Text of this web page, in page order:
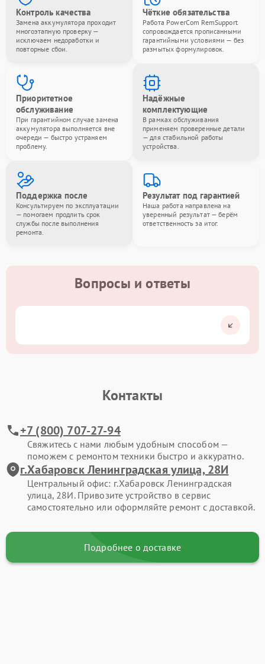
Контроль качества
Замена аккумулятора проходит
многоэтапную проверку —
исключаем недоработки и
повторные сбои.
Чёткие обязательства
Работа PowerCom RemSupport
сопровождается прописанными
гарантийными условиями — без
размытых формулировок.
Приоритетное
обслуживание
При гарантийном случае замена
аккумулятора выполняется вне
очереди — быстро устраняем
проблему.
Надёжные
комплектующие
В рамках обслуживания
применяем проверенные детали
— для стабильной работы
устройства.
Поддержка после
Консультируем по эксплуатации
— помогаем продлить срок
службы после выполнения
ремонта.
Результат под гарантией
Наша работа направлена на
уверенный результат — берём
ответственность за итог.
Вопросы и ответы
Контакты
+7 (800) 707-27-94
Свяжитесь с нами любым удобным способом —
поможем с ремонтом техники быстро и аккуратно.
г.Хабаровск Ленинградская улица, 28И
Центральный офис: г.Хабаровск Ленинградская
улица, 28И. Привозите устройство в сервис
самостоятельно или оформляйте ремонт с доставкой.
Подробнее о доставке